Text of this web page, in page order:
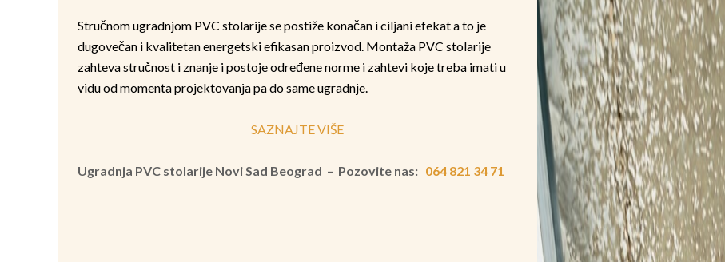
Stručnom ugradnjom PVC stolarije se postiže konačan i ciljani efekat a to je
dugovečan i kvalitetan energetski efikasan proizvod. Montaža PVC stolarije
zahteva stručnost i znanje i postoje određene norme i zahtevi koje treba imati u
vidu od momenta projektovanja pa do same ugradnje.
SAZNAJTE VIŠE
Ugradnja PVC stolarije Novi Sad Beograd – Pozovite nas: 064 821 34 71